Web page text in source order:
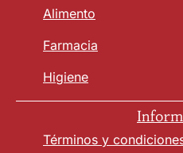
Alimento
Farmacia
Higiene
Términos y